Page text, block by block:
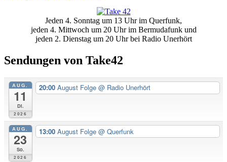
SeitenleisteJeden 4. Sonntag um 13 Uhr im Querfunk,
jeden 4. Mittwoch um 20 Uhr im Bermudafunk und
jeden 2. Dienstag um 20 Uhr bei Radio Unerhört
Sendungen von Take42
AUG.
11
Di.
2026
20:00 August Folge @ Radio Unerhört
AUG.
23
So.
2026
13:00 August Folge @ Querfunk